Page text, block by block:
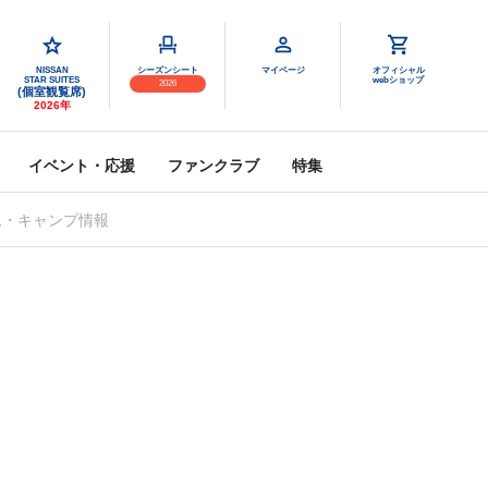
NISSAN
STAR SUITES
(個室観覧席)
2026年
シーズンシート
2026
マイページ
オフィシャル
webショップ
イベント・応援 ファンクラブ 特集
キャンプ情報